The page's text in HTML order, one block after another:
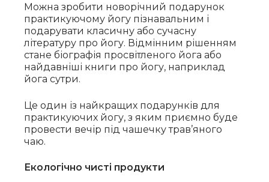
Можна зробити новорічний подарунок
практикуючому йогу пізнавальним і
подарувати класичну або сучасну
літературу про йогу. Відмінним рішенням
стане біографія просвітленого йога або
найдавніші книги про йогу, наприклад
йога сутри.
Це один із найкращих подарунків для
практикуючих йогу, з яким приємно буде
провести вечір під чашечку трав’яного
чаю.
Екологічно чисті продукти